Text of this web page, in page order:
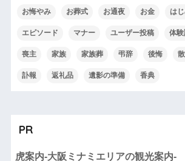
お悔やみ お葬式 お通夜 お金 は
エピソード マナー ユーザー投稿 体
喪主 家族 家族葬 弔辞 後悔
訃報 返礼品 遺影の準備 香典
PR
虎案内-大阪ミナミエリアの観光案内-